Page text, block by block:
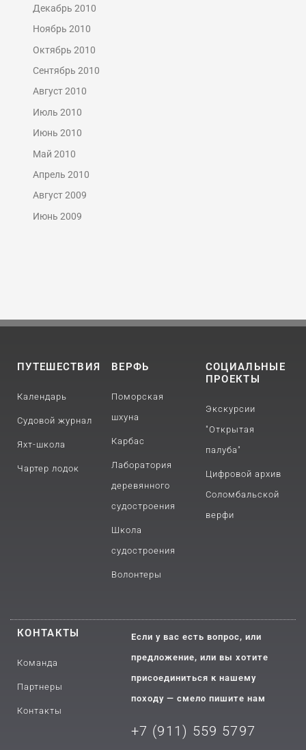
Декабрь 2010
Ноябрь 2010
Октябрь 2010
Сентябрь 2010
Август 2010
Июль 2010
Июнь 2010
Май 2010
Апрель 2010
Август 2009
Июнь 2009
ПУТЕШЕСТВИЯ
Календарь
Судовой журнал
Яхт-школа
Чартер лодок
ВЕРФЬ
Поморская
шхуна
Карбас
Лаборатория
деревянного
судостроения
Школа
судостроения
Волонтеры
СОЦИАЛЬНЫЕ
ПРОЕКТЫ
Экскурсии
"Открытая
палуба"
Цифровой архив
Соломбальской
верфи
КОНТАКТЫ
Команда
Партнеры
Контакты
Если у вас есть вопрос, или
предложение, или вы хотите
присоединиться к нашему
походу — смело пишите нам
+7 (911) 559 5797